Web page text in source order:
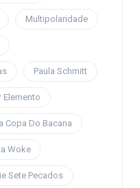
Multipolaridade
Paula Schmitt
Elemento
Copa Do Bacana
Woke
Sete Pecados